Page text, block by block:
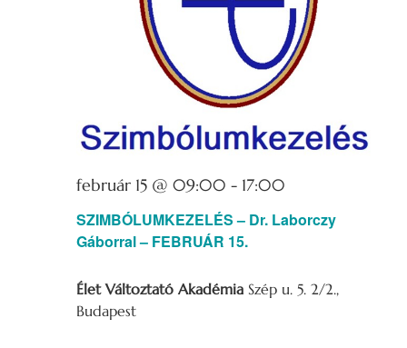
SZIMBÓLUMKEZELÉS – Dr. Laborczy
Gáborral – FEBRUÁR 15.
február 15 @ 09:00 - 17:00
Élet Változtató Akadémia Szép u. 5. 2/2.,
Budapest